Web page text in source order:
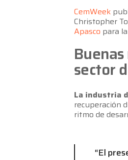
CemWeek
Christopher
Apasco para
sector
La industria
recuperación
ritmo de
“El